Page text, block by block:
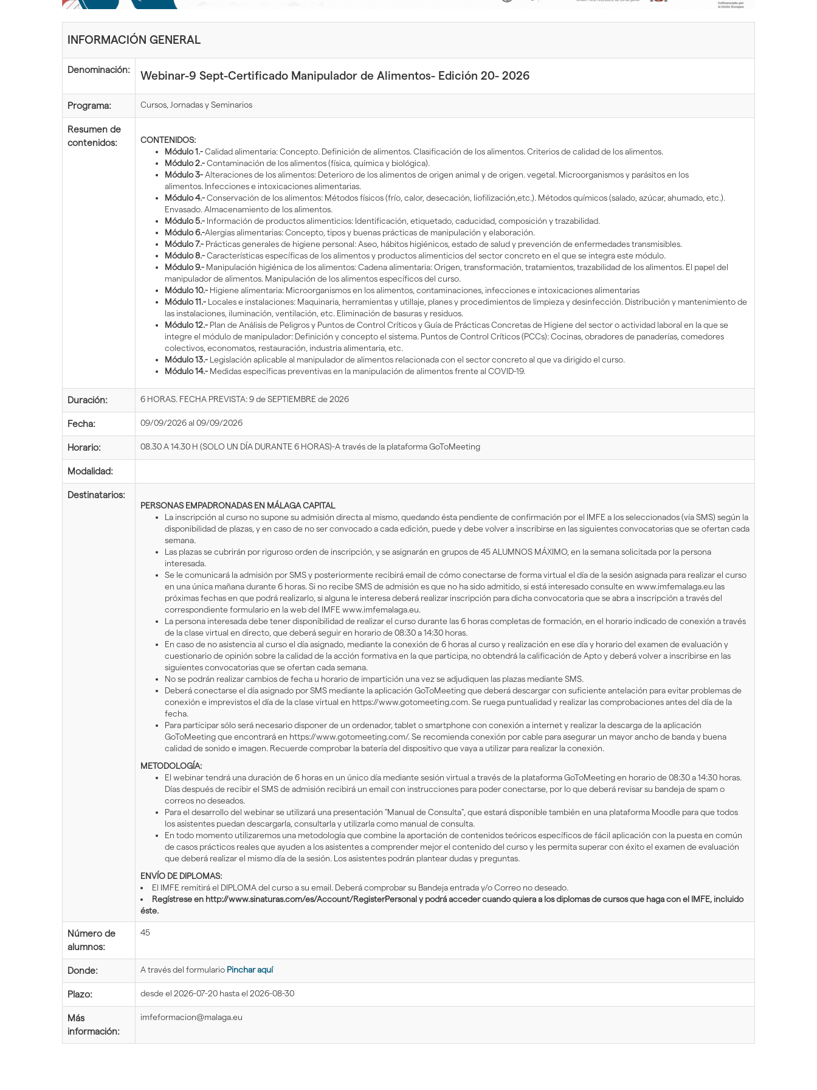
inicio
INFORMACIÓN GENERAL
Denominación: Webinar-9 Sept-Certificado Manipulador de Alimentos- Edición 20- 2026
Programa: Cursos, Jornadas y Seminarios
Resumen de
contenidos:
CONTENIDOS:
Módulo 1.-Calidad alimentaria: Concepto. Definición de alimentos. Clasificación de los alimentos. Criterios de calidad de los alimentos.
Módulo 2.-Contaminación de los alimentos (física, química y biológica).
Módulo 3-Alteraciones de los alimentos: Deterioro de los alimentos de origen animal y de origen. vegetal. Microorganismos y parásitos en los
alimentos. Infecciones e intoxicaciones alimentarias.
Módulo 4.-Conservación de los alimentos: Métodos físicos (frío, calor, desecación, liofilización,etc.). Métodos químicos (salado, azúcar, ahumado, etc.).
Envasado. Almacenamiento de los alimentos.
Módulo 5.- Información de productos alimenticios: Identificación, etiquetado, caducidad, composición y trazabilidad.
Módulo 6.-Alergias alimentarias: Concepto, tipos y buenas prácticas de manipulación y elaboración.
Módulo 7.- Prácticas generales de higiene personal: Aseo, hábitos higiénicos, estado de salud y prevención de enfermedades transmisibles.
Módulo 8.-Características específicas de los alimentos y productos alimenticios del sector concreto en el que se integra este módulo.
Módulo 9.- Manipulación higiénica de los alimentos: Cadena alimentaria: Origen, transformación, tratamientos, trazabilidad de los alimentos. El papel del
manipulador de alimentos. Manipulación de los alimentos específicos del curso.
Módulo 10.- Higiene alimentaria: Microorganismos en los alimentos, contaminaciones, infecciones e intoxicaciones alimentarias
Módulo 11.- Locales e instalaciones: Maquinaria, herramientas y utillaje, planes y procedimientos de limpieza y desinfección. Distribución y mantenimiento de
las instalaciones, iluminación, ventilación, etc. Eliminación de basuras y residuos.
Módulo 12.- Plan de Análisis de Peligros y Puntos de Control Críticos y Guía de Prácticas Concretas de Higiene del sector o actividad laboral en la que se
integre el módulo de manipulador: Definición y concepto el sistema. Puntos de Control Críticos (PCCs): Cocinas, obradores de panaderías, comedores
colectivos, economatos, restauración, industria alimentaria, etc.
Módulo 13.- Legislación aplicable al manipulador de alimentos relacionada con el sector concreto al que va dirigido el curso.
Módulo 14.- Medidas específicas preventivas en la manipulación de alimentos frente al COVID-19.
Duración: 6 HORAS. FECHA PREVISTA: 9 de SEPTIEMBRE de 2026
Fecha: 09/09/2026 al 09/09/2026
Horario: 08.30 A 14.30 H (SOLO UN DÍA DURANTE 6 HORAS)-A través de la plataforma GoToMeeting
Modalidad:
Destinatarios:
PERSONAS EMPADRONADAS EN MÁLAGA CAPITAL
La inscripción al curso no supone su admisión directa al mismo, quedando ésta pendiente de confirmación por el IMFE a los seleccionados (vía SMS) según la
disponibilidad de plazas, y en caso de no ser convocado a cada edición, puede y debe volver a inscribirse en las siguientes convocatorias que se ofertan cada
semana.
Las plazas se cubrirán por riguroso orden de inscripción, y se asignarán en grupos de 45 ALUMNOS MÁXIMO, en la semana solicitada por la persona
interesada.
Se le comunicará la admisión por SMS y posteriormente recibirá email de cómo conectarse de forma virtual el día de la sesión asignada para realizar el curso
en una única mañana durante 6 horas. Si no recibe SMS de admisión es que no ha sido admitido, si está interesado consulte en www.imfemalaga.eu las
próximas fechas en que podrá realizarlo, si alguna le interesa deberá realizar inscripción para dicha convocatoria que se abra a inscripción a través del
correspondiente formulario en la web del IMFE www.imfemalaga.eu.
La persona interesada debe tener disponibilidad de realizar el curso durante las 6 horas completas de formación, en el horario indicado de conexión a través
de la clase virtual en directo, que deberá seguir en horario de 08:30 a 14:30 horas.
En caso de no asistencia al curso el día asignado, mediante la conexión de 6 horas al curso y realización en ese día y horario del examen de evaluación y
cuestionario de opinión sobre la calidad de la acción formativa en la que participa, no obtendrá la calificación de Apto y deberá volver a inscribirse en las
siguientes convocatorias que se ofertan cada semana.
No se podrán realizar cambios de fecha u horario de impartición una vez se adjudiquen las plazas mediante SMS.
Deberá conectarse el día asignado por SMS mediante la aplicación GoToMeeting que deberá descargar con suficiente antelación para evitar problemas de
conexión e imprevistos el día de la clase virtual en https://www.gotomeeting.com. Se ruega puntualidad y realizar las comprobaciones antes del día de la
fecha.
Para participar sólo será necesario disponer de un ordenador, tablet o smartphone con conexión a internet y realizar la descarga de la aplicación
GoToMeeting que encontrará en https://www.gotomeeting.com/. Se recomienda conexión por cable para asegurar un mayor ancho de banda y buena
calidad de sonido e imagen. Recuerde comprobar la batería del dispositivo que vaya a utilizar para realizar la conexión.
METODOLOGÍA:
El webinar tendrá una duración de 6 horas en un único día mediante sesión virtual a través de la plataforma GoToMeeting en horario de 08:30 a 14:30 horas.
Días después de recibir el SMS de admisión recibirá un email con instrucciones para poder conectarse, por lo que deberá revisar su bandeja de spam o
correos no deseados.
Para el desarrollo del webinar se utilizará una presentación "Manual de Consulta", que estará disponible también en una plataforma Moodle para que todos
los asistentes puedan descargarla, consultarla y utilizarla como manual de consulta.
En todo momento utilizaremos una metodología que combine la aportación de contenidos teóricos específicos de fácil aplicación con la puesta en común
de casos prácticos reales que ayuden a los asistentes a comprender mejor el contenido del curso y les permita superar con éxito el examen de evaluación
que deberá realizar el mismo día de la sesión. Los asistentes podrán plantear dudas y preguntas.
ENVÍO DE DIPLOMAS:
El IMFE remitirá el DIPLOMA del curso a su email. Deberá comprobar su Bandeja entrada y/o Correo no deseado.
Regístrese en http://www.sinaturas.com/es/Account/RegisterPersonal y podrá acceder cuando quiera a los diplomas de cursos que haga con el IMFE, incluido
éste.
Número de
alumnos:
45
Donde: A través del formulario Pinchar aquí
Plazo: desde el 2026-07-20 hasta el 2026-08-30
Más
información:
imfeformacion@malaga.eu